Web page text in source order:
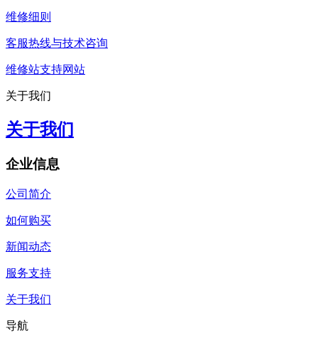
维修细则
客服热线与技术咨询
维修站支持网站
关于我们
关于我们
企业信息
公司简介
如何购买
新闻动态
服务支持
关于我们
导航